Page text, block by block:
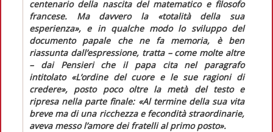
centenario della nascita del matematico e filosofo
francese. Ma davvero la «totalità della sua
esperienza», e in qualche modo lo sviluppo del
documento papale che ne fa memoria, è ben
riassunta dall’espressione, tratta – come molte altre
– dai Pensieriche il papa cita nel paragrafo
intitolato «L’ordine del cuore e le sue ragioni di
credere», posto poco oltre la metà del testo e
ripresa nella parte finale: «Al termine della sua vita
breve ma di una ricchezza e fecondità straordinarie,
aveva messo l’amore dei fratelli al primo posto».